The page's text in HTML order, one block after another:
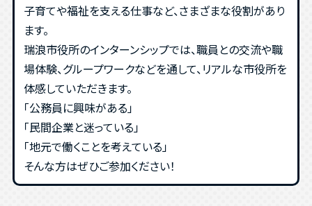
子育てや福祉を支える仕事など、さまざまな役割があり
ます。
瑞浪市役所のインターンシップでは、職員との交流や職
場体験、グループワークなどを通して、リアルな市役所を
体感していただきます。
「公務員に興味がある」
「民間企業と迷っている」
「地元で働くことを考えている」
そんな方はぜひご参加ください！